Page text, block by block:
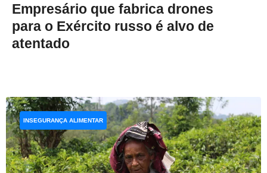
Empresário que fabrica drones
para o Exército russo é alvo de
atentado
INSEGURANÇA ALIMENTAR